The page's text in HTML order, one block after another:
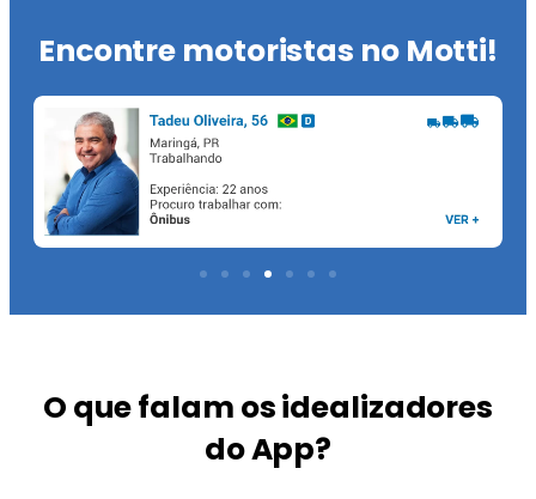
Encontre motoristas no Motti!
O que falam os idealizadores
do App?